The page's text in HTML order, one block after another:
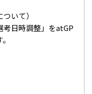
いて）
考日時調整」をatGP